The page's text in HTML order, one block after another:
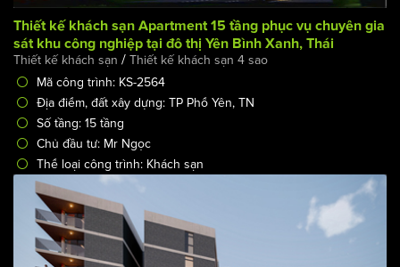
Thiết kế khách sạn Apartment 15 tầng phục vụ chuyên gia
sát khu công nghiệp tại đô thị Yên Bình Xanh, Thái
Nguyên
Thiết kế khách sạn/
Mã công trình: KS-2564
Địa điểm, đất xây dựng: TP Phổ Yên, TN
Số tầng: 15 tầng
Chủ đầu tư: Mr Ngọc
Thể loại công trình: Khách sạn